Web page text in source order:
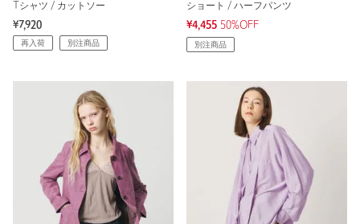
Tシャツ / カットソー
¥7,920
再入荷 別注商品
ショート / ハーフパンツ
¥4,455 50%OFF
別注商品